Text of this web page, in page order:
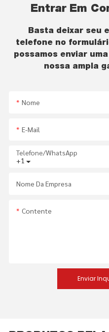
Entrar Em
Basta deixar seu
telefone no
possamos enviar
nossa ampla
Nome
E-Mail
+1
Telefone/WhatsApp
Nome Da Empresa
Contente
Enviar